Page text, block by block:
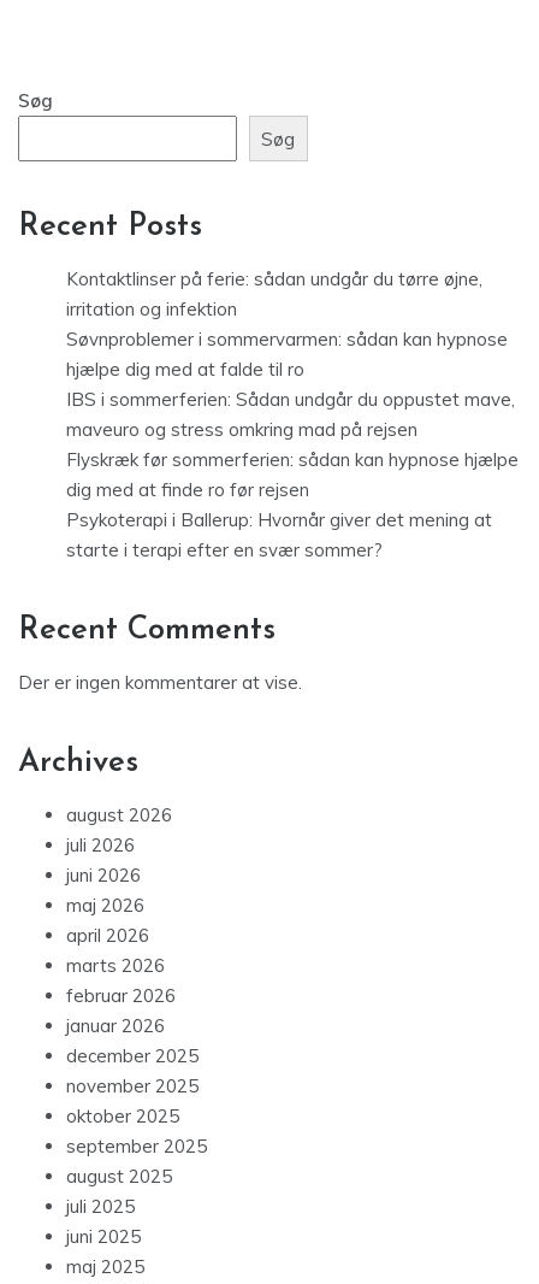
Søg
Søg
Recent Posts
Kontaktlinser på ferie: sådan undgår du tørre øjne,
irritation og infektion
Søvnproblemer i sommervarmen: sådan kan hypnose
hjælpe dig med at falde til ro
IBS i sommerferien: Sådan undgår du oppustet mave,
maveuro og stress omkring mad på rejsen
Flyskræk før sommerferien: sådan kan hypnose hjælpe
dig med at finde ro før rejsen
Psykoterapi i Ballerup: Hvornår giver det mening at
starte i terapi efter en svær sommer?
Recent Comments
Der er ingen kommentarer at vise.
Archives
august 2026
juli 2026
juni 2026
maj 2026
april 2026
marts 2026
februar 2026
januar 2026
december 2025
november 2025
oktober 2025
september 2025
august 2025
juli 2025
juni 2025
maj 2025